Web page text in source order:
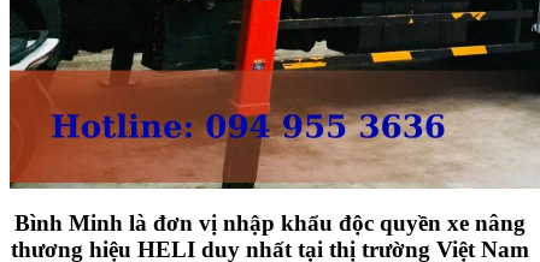
Bình Minh là đơn vị nhập khẩu độc quyền xe nâng
thương hiệu HELI duy nhất tại thị trường Việt Nam